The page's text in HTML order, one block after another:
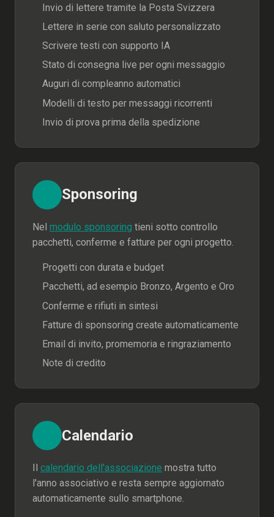
Invio di lettere tramite la Posta Svizzera
Lettere in serie con saluto personalizzato
Scrivere testi con supporto IA
Stato di consegna live per ogni messaggio
Auguri di compleanno automatici
Modelli di testo per messaggi ricorrenti
Invio di prova prima della spedizione
Sponsoring
Nel modulo sponsoring tieni sotto controllo
pacchetti, conferme e fatture per ogni progetto.
Progetti con durata e budget
Pacchetti, ad esempio Bronzo, Argento e Oro
Conferme e rifiuti in sintesi
Fatture di sponsoring create automaticamente
Email di invito, promemoria e ringraziamento
Note di credito
Calendario
calendario dell'associazione mostra tutto
l'anno associativo e resta sempre aggiornato
automaticamente sullo smartphone.